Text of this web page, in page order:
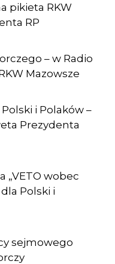
pikieta RKW
RP
– w Radio
Mazowsze
i Polaków –
Prezydenta
„VETO wobec
Polski i
sejmowego